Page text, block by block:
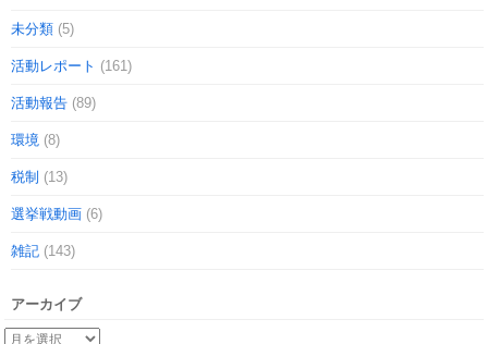
未分類 (5)
活動レポート (161)
活動報告 (89)
環境 (8)
税制 (13)
選挙戦動画 (6)
雑記 (143)
アーカイブ